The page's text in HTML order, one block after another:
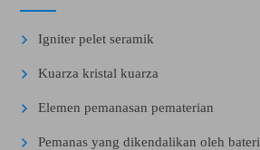
Igniter pelet seramik
Kuarza kristal kuarza
Elemen pemanasan pematerian
Pemanas yang dikendalikan oleh bateri